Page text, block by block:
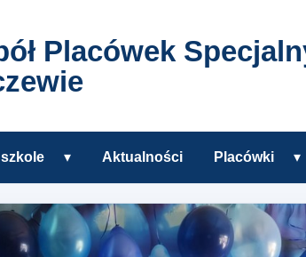
Placówek
▾
Rozwiń podmenu O szkole
Aktualności Placówki ▾
Specjalnych w